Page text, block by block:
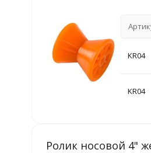
KR04
KR04
Ролик носовой 4"